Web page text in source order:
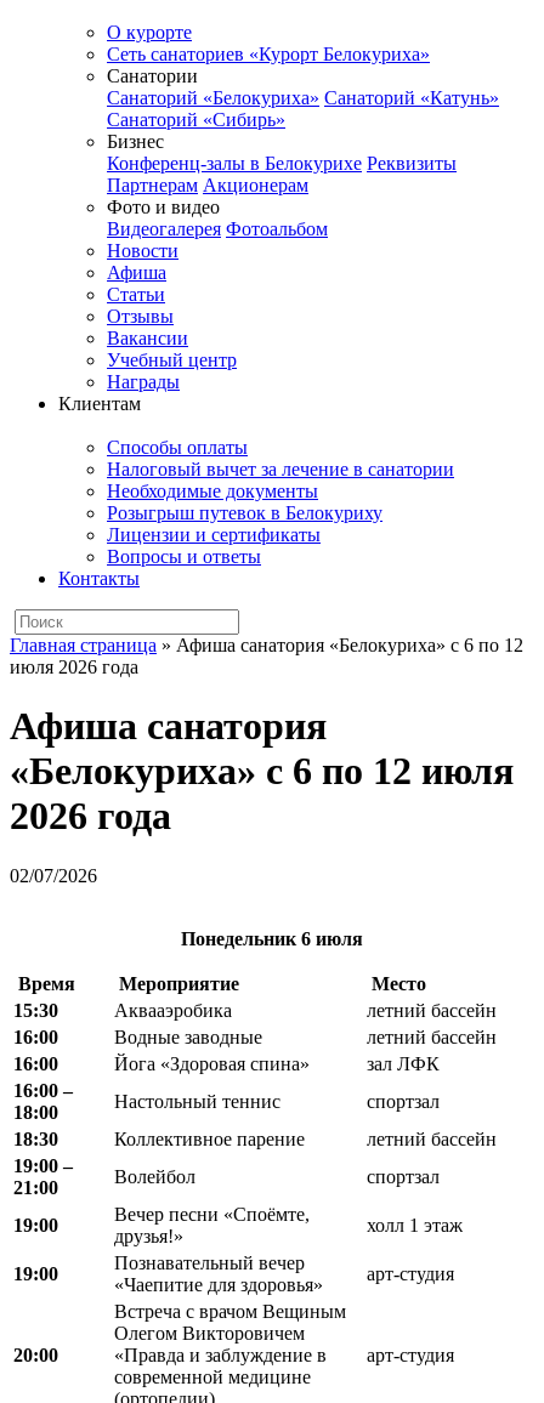
О курорте
Сеть санаториев «Курорт Белокуриха»
Санатории
Санаторий «Белокуриха» Санаторий «Катунь»
Санаторий «Сибирь»
Бизнес
Конференц-залы в Белокурихе Реквизиты
Партнерам Акционерам
Фото и видео
Видеогалерея Фотоальбом
Новости
Афиша
Статьи
Отзывы
Вакансии
Учебный центр
Награды
Клиентам
Способы оплаты
Налоговый вычет за лечение в санатории
Необходимые документы
Розыгрыш путевок в Белокуриху
Лицензии и сертификаты
Вопросы и ответы
Контакты
Главная страница » Афиша санатория «Белокуриха» с 6 по 12
июля 2026 года
Афиша санатория
«Белокуриха» с 6 по 12 июля
2026 года
02/07/2026
Понедельник 6 июля
Время Мероприятие
Место
15:30
Аквааэробика
летний бассейн
16:00
Водные заводные
летний бассейн
16:00
Йога «Здоровая спина»
зал ЛФК
16:00 –
18:00
Настольный теннис
спортзал
18:30
Коллективное парение
летний бассейн
19:00 –
21:00
Волейбол спортзал
19:00
Вечер песни «Споёмте,
друзья!»
холл 1 этаж
19:00
Познавательный вечер
«Чаепитие для здоровья»
арт-студия
20:00
Встреча с врачом Вещиным
Олегом Викторовичем
«Правда и заблуждение в
современной медицине
(ортопедии)
арт-студия